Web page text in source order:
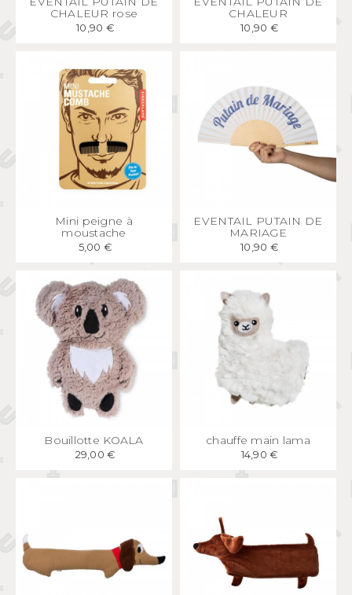
CHALEUR rose
10,90 €
CHALEUR
10,90 €
APERÇU RAPIDE
Mini peigne à
moustache
5,00 €
APERÇU RAPIDE
EVENTAIL PUTAIN DE
MARIAGE
10,90 €
APERÇU RAPIDE
Bouillotte KOALA
29,00 €
APERÇU
chauffe main lama
14,90 €